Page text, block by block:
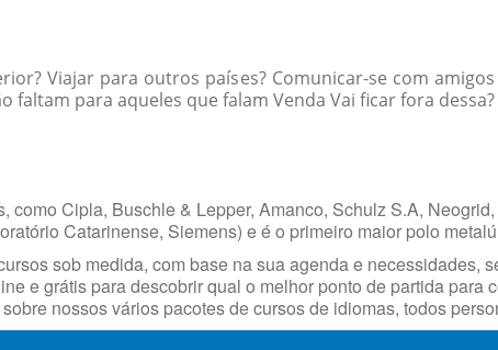
Viajar para outros países? Comunicar-se com
faltam para aqueles que falam Venda Vai ficar fora dessa?
Cipla, Buschle & Lepper, Amanco, Schulz S.A,
Catarinense, Siemens) e é o primeiro maior polo
sob medida, com base na sua agenda e necessidades,
e grátis para descobrir qual o melhor ponto de partida para
nossos vários pacotes de cursos de idiomas, todos